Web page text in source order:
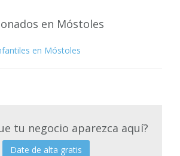
en Móstoles
en Móstoles
tu negocio aparezca aquí?
Date de alta gratis